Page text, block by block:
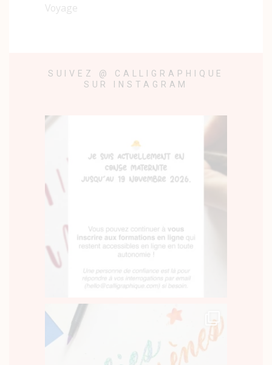
Voyage
SUIVEZ @ CALLIGRAPHIQUE
SUR INSTAGRAM